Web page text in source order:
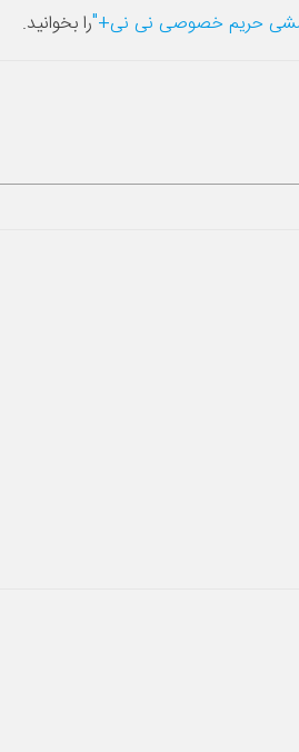
حریم خصوصی نی نی+"را بخوانید.